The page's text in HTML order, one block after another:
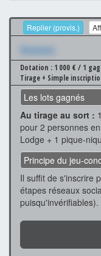
Replier (provis.)
Xxxxxxx
Dotation : 1 000 € / 1
Tirage + Simple
Les lots gagnés
Au tirage au sort :
pour 2 personnes
Lodge + 1 pique-
Principe du jeu-
Il suffit de s'inscrire
étapes réseaux
puisqu'invérifiables).